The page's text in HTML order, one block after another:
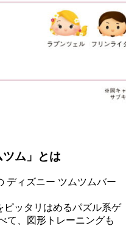
ツム」とは
ディズニー ツムツムバー
ッタリはめるパズル系ゲ
て、図形トレーニングも